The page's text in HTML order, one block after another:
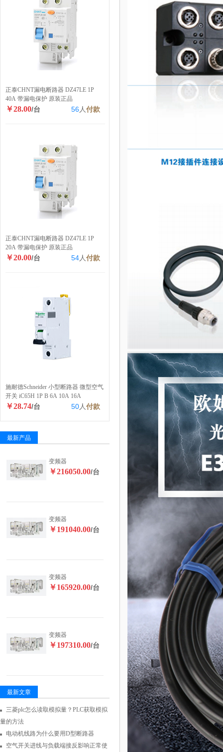
正泰CHNT漏电断路器 DZ47LE 1P
40A 带漏电保护 原装正品
￥28.00/台 56人付款
正泰CHNT漏电断路器 DZ47LE 1P
20A 带漏电保护 原装正品
￥20.00/台 54人付款
施耐德Schneider 小型断路器 微型空气
开关 iC65H 1P B 6A 10A 16A
￥28.74/台 50人付款
最新产品
变频器
￥216050.00/台
变频器
￥191040.00/台
变频器
￥165920.00/台
变频器
￥197310.00/台
最新文章
三菱plc怎么读取模拟量？PLC获取模拟
量的方法
电动机线路为什么要用D型断路器
空气开关进线与负载端接反影响正常使